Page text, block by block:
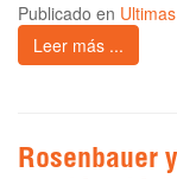
Publicado en
Leer más ...
Rosenbauer